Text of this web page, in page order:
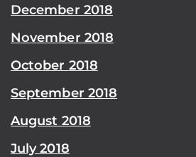
December 2018
November 2018
October 2018
September 2018
August 2018
July 2018